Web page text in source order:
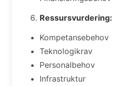
Ressursvurdering:
Kompetansebehov
Teknologikrav
Personalbehov
Infrastruktur